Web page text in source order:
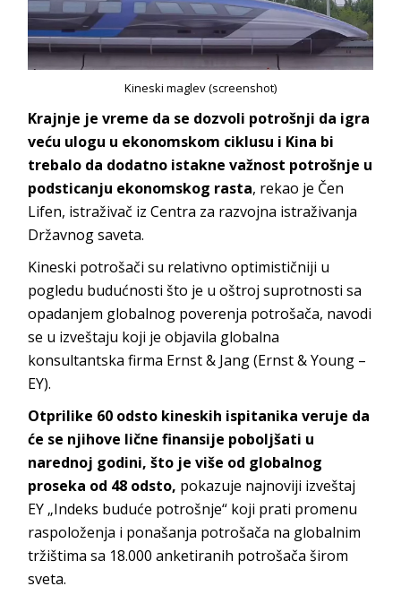
Kineski maglev (screenshot)
Krajnje je vreme da se dozvoli potrošnji da igra
veću ulogu u ekonomskom ciklusu i Kina bi
trebalo da dodatno istakne važnost potrošnje u
podsticanju ekonomskog rasta, rekao je Čen
Lifen, istraživač iz Centra za razvojna istraživanja
Državnog saveta.
Kineski potrošači su relativno optimističniji u
pogledu budućnosti što je u oštroj suprotnosti sa
opadanjem globalnog poverenja potrošača, navodi
se u izveštaju koji je objavila globalna
konsultantska firma Ernst & Jang (Ernst & Young –
EY).
Otprilike 60 odsto kineskih ispitanika veruje da
će se njihove lične finansije poboljšati u
narednoj godini, što je više od globalnog
proseka od 48 odsto, pokazuje najnoviji izveštaj
EY „Indeks buduće potrošnje“ koji prati promenu
raspoloženja i ponašanja potrošača na globalnim
tržištima sa 18.000 anketiranih potrošača širom
sveta.